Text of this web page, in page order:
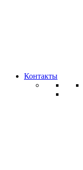
Контакты